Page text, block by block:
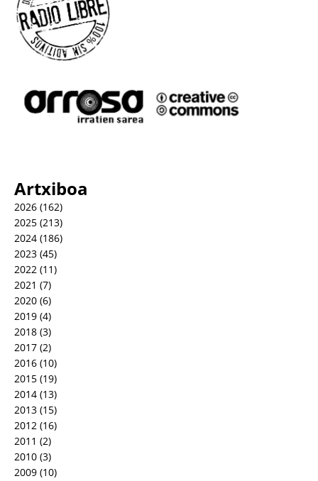
Artxiboa
2026 (162)
2025 (213)
2024 (186)
2023 (45)
2022 (11)
2021 (7)
2020 (6)
2019 (4)
2018 (3)
2017 (2)
2016 (10)
2015 (19)
2014 (13)
2013 (15)
2012 (16)
2011 (2)
2010 (3)
2009 (10)